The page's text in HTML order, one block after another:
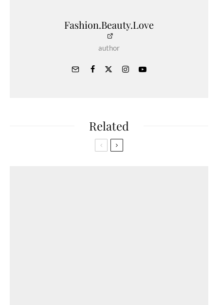
Fashion.Beauty.Love
author
Related